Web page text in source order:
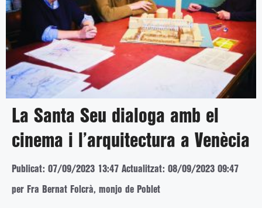
La Santa Seu dialoga amb el
cinema i l’arquitectura a Venècia
Publicat: 07/09/2023 13:47 Actualitzat: 08/09/2023 09:47
per Fra Bernat Folcrà, monjo de Poblet